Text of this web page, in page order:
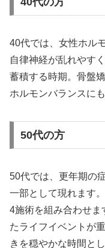
40代では、女性ホル
自律神経が乱れやす
蓄積する時期。骨盤
ホルモンバランスに
50代の方
50代では、更年期の
一部として現れます
4施術を組み合わせま
たライフイベントが
きを穏やかな時間と